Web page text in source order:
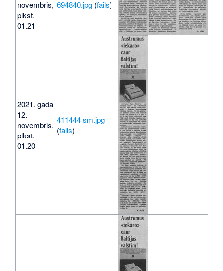
novembris,
plkst.
01.21
694840.jpg(fails)
2021. gada
12.
novembris,
plkst.
01.20
411444 sm.jpg
(fails)